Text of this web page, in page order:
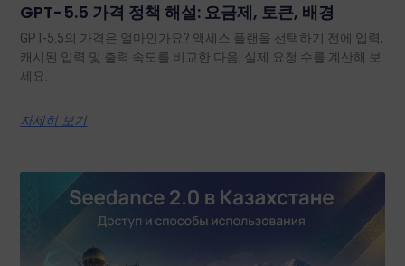
GPT-5.5 가격 정책 해설: 요금제, 토큰, 배경
GPT-5.5의 가격은 얼마인가요? 액세스 플랜을 선택하기 전에 입력,
캐시된 입력 및 출력 속도를 비교한 다음, 실제 요청 수를 계산해 보
세요.
자세히 보기